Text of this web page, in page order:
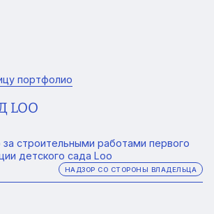
портфолио
LOO
за строительными работами первого
детского сада Loo
НАДЗОР СО СТОРОНЫ ВЛАДЕЛЬЦА